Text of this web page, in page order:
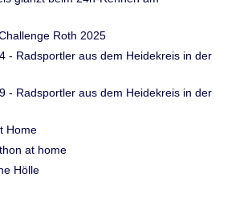
Roth 2025
- Radsportler aus dem Heidekreis in der
- Radsportler aus dem Heidekreis in der
Home
at home
Hölle